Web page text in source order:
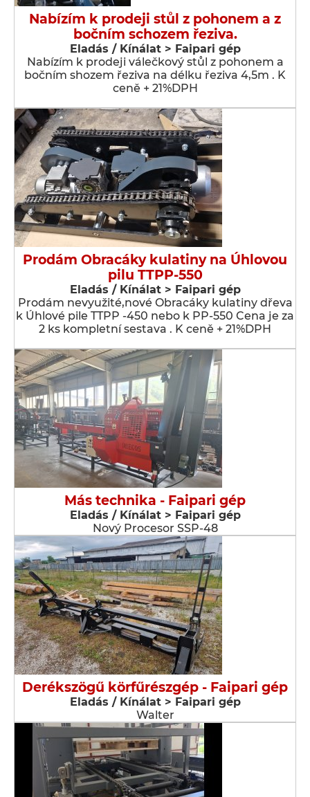
Nabízím k prodeji stůl z pohonem a z
bočním schozem řeziva.
Eladás / Kínálat > Faipari gép
Nabízím k prodeji válečkový stůl z pohonem a
bočním shozem řeziva na délku řeziva 4,5m . K
ceně + 21%DPH
Prodám Obracáky kulatiny na Úhlovou
pilu TTPP-550
Eladás / Kínálat > Faipari gép
Prodám nevyužité,nové Obracáky kulatiny dřeva
k Úhlové pile TTPP -450 nebo k PP-550 Cena je za
2 ks kompletní sestava . K ceně + 21%DPH
Más technika - Faipari gép
Eladás / Kínálat > Faipari gép
Nový Procesor SSP-48
Derékszögű körfűrészgép - Faipari gép
Eladás / Kínálat > Faipari gép
Walter